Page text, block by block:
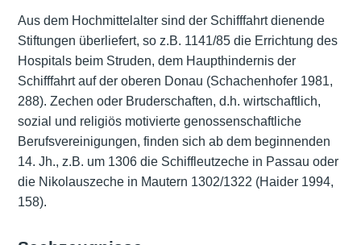
Aus dem Hochmittelalter sind der Schifffahrt dienende
Stiftungen überliefert, so z.B. 1141/85 die Errichtung des
Hospitals beim Struden, dem Haupthindernis der
Schifffahrt auf der oberen Donau (Schachenhofer 1981,
288). Zechen oder Bruderschaften, d.h. wirtschaftlich,
sozial und religiös motivierte genossenschaftliche
Berufsvereinigungen, finden sich ab dem beginnenden
14. Jh., z.B. um 1306 die Schiffleutzeche in Passau oder
die Nikolauszeche in Mautern 1302/1322 (Haider 1994,
158).